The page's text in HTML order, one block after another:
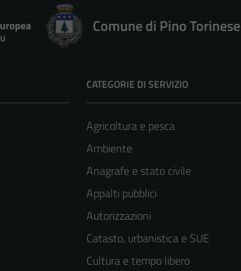
Comune di Pino Torinese
CATEGORIE DI SERVIZIO
Agricoltura e pesca
Ambiente
Anagrafe e stato civile
Appalti pubblici
Autorizzazioni
Catasto, urbanistica e SUE
Cultura e tempo libero